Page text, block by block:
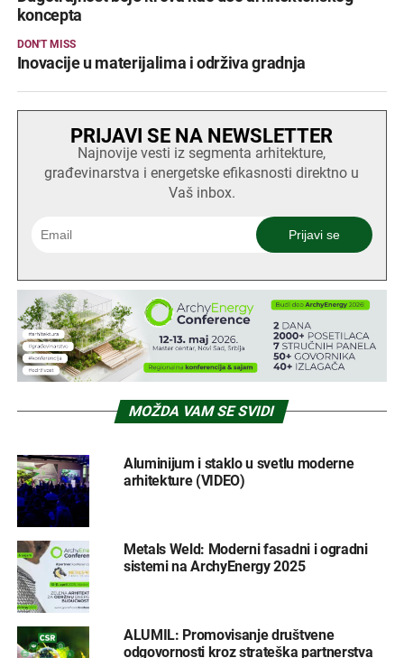
koncepta
DON'T MISS
Inovacije u materijalima i održiva gradnja
PRIJAVI SE NA NEWSLETTER
Najnovije vesti iz segmenta arhitekture,
građevinarstva i energetske efikasnosti direktno u
Vaš inbox.
MOŽDA VAM SE SVIDI
Aluminijum i staklo u svetlu moderne
arhitekture (VIDEO)
Metals Weld: Moderni fasadni i ogradni
sistemi na ArchyEnergy 2025
ALUMIL: Promovisanje društvene
odgovornosti kroz strateška partnerstva